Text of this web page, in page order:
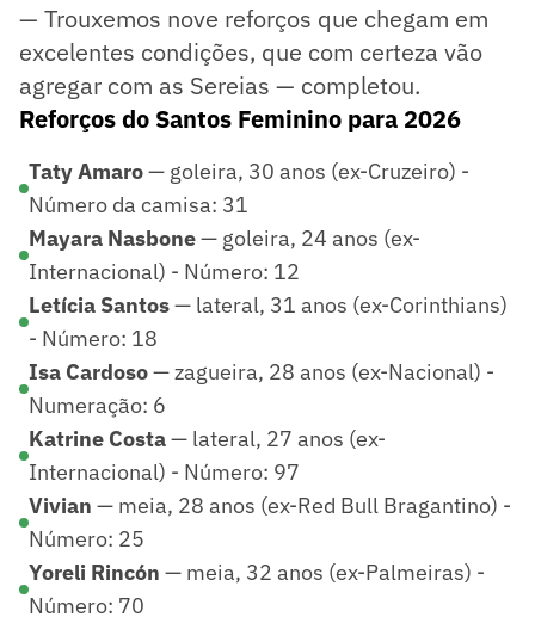
— Trouxemos nove reforços que chegam em
excelentes condições, que com certeza vão
agregar com as Sereias — completou.
Reforços do Santos Feminino para 2026
Taty Amaro— goleira, 30 anos (ex-Cruzeiro) -
Número da camisa: 31
Mayara Nasbone— goleira, 24 anos (ex-
Internacional) - Número: 12
Letícia Santos— lateral, 31 anos (ex-Corinthians)
- Número: 18
Isa Cardoso— zagueira, 28 anos (ex-Nacional) -
Numeração: 6
Katrine Costa— lateral, 27 anos (ex-
Internacional) - Número: 97
Vivian — meia, 28 anos (ex-Red Bull Bragantino) -
Número: 25
Yoreli Rincón — meia, 32 anos (ex-Palmeiras) -
Número: 70